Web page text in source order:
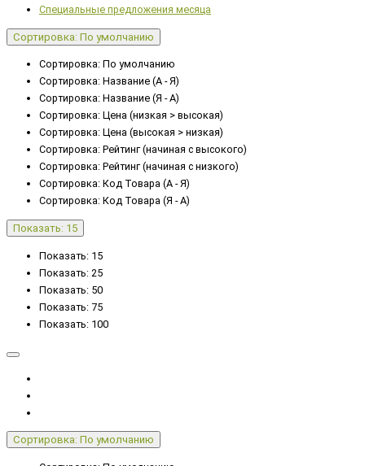
Специальные предложения месяца
Сортировка: По умолчанию
Сортировка: По умолчанию
Сортировка: Название (А - Я)
Сортировка: Название (Я - А)
Сортировка: Цена (низкая > высокая)
Сортировка: Цена (высокая > низкая)
Сортировка: Рейтинг (начиная с высокого)
Сортировка: Рейтинг (начиная с низкого)
Сортировка: Код Товара (А - Я)
Сортировка: Код Товара (Я - А)
Показать: 15
Показать: 15
Показать: 25
Показать: 50
Показать: 75
Показать: 100
Сортировка: По умолчанию